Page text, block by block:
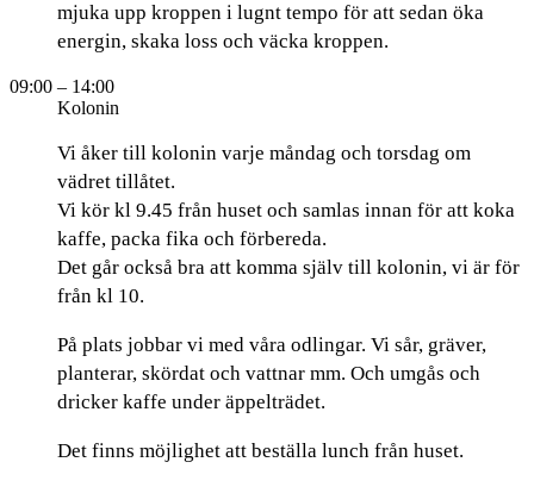
mjuka upp kroppen i lugnt tempo för att sedan öka
energin, skaka loss och väcka kroppen.
09:00 – 14:00
Kolonin
Vi åker till kolonin varje måndag och torsdag om
vädret tillåtet.
Vi kör kl 9.45 från huset och samlas innan för att koka
kaffe, packa fika och förbereda.
Det går också bra att komma själv till kolonin, vi är för
från kl 10.
På plats jobbar vi med våra odlingar. Vi sår, gräver,
planterar, skördat och vattnar mm. Och umgås och
dricker kaffe under äppelträdet.
Det finns möjlighet att beställa lunch från huset.